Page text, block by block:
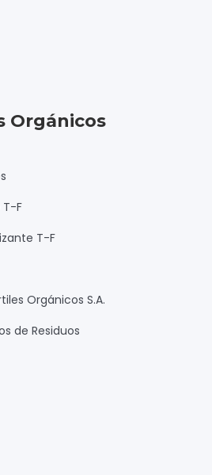
Orgánicos
T-F
T-F
Orgánicos S.A.
de Residuos